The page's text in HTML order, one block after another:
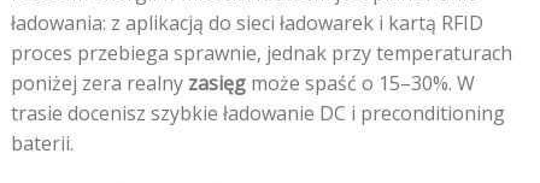
ładowania: z aplikacją do sieci ładowarek i kartą RFID
proces przebiega sprawnie, jednak przy temperaturach
poniżej zera realny zasięgmoże spaść o 15–30%. W
trasie docenisz szybkie ładowanie DC i preconditioning
baterii.